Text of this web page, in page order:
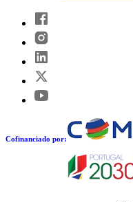
Cofinanciado por: